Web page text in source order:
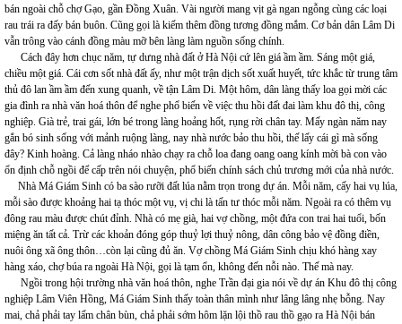
bán ngoài chỗ chợ Gạo, gần Đồng Xuân. Vài người mang vịt gà ngan ngỗng cùng các loại
rau trái ra đấy bán buôn. Cũng gọi là kiếm thêm đồng tương đồng mắm. Cơ bản dân Lâm Di
vẫn trông vào cánh đồng màu mỡ bên làng làm nguồn sống chính.
Cách đây hơn chục năm, tự dưng nhà đất ở Hà Nội cứ lên giá ầm ầm. Sáng một giá,
chiều một giá. Cái cơn sốt nhà đất ấy, như một trận dịch sốt xuất huyết, tức khắc từ trung tâm
thủ đô lan ầm ầm đến xung quanh, về tận Lâm Di. Một hôm, dân làng thấy loa gọi mời các
gia đình ra nhà văn hoá thôn để nghe phổ biến về việc thu hồi đất đai làm khu đô thị, công
nghiệp. Già trẻ, trai gái, lớn bé trong làng hoảng hốt, rụng rời chân tay. Mấy ngàn năm nay
gắn bó sinh sống với mảnh ruộng làng, nay nhà nước bảo thu hồi, thế lấy cái gì mà sống
đây? Kinh hoàng. Cả làng nháo nhào chạy ra chỗ loa đang oang oang kính mời bà con vào
ổn định chỗ ngồi để cấp trên nói chuyện, phổ biến chính sách chủ trương mới của nhà nước.
Nhà Má Giám Sinh có ba sào rưỡi đất lúa nằm trọn trong dự án. Mỗi năm, cấy hai vụ lúa,
mỗi sào được khoảng hai tạ thóc một vụ, vị chi là tấn tư thóc mỗi năm. Ngoài ra có thêm vụ
đông rau màu được chút đỉnh. Nhà có mẹ già, hai vợ chồng, một đứa con trai hai tuổi, bốn
miệng ăn tất cả. Trừ các khoản đóng góp thuỷ lợi thuỷ nông, dân công bảo vệ đồng điền,
nuôi ông xã ông thôn…còn lại cũng đủ ăn. Vợ chồng Má Giám Sinh chịu khó hàng xay
hàng xáo, chợ búa ra ngoài Hà Nội, gọi là tạm ổn, không đến nỗi nào. Thế mà nay.
Ngồi trong hội trường nhà văn hoá thôn, nghe Trần đại gia nói về dự án Khu đô thị công
nghiệp Lâm Viên Hồng, Má Giám Sinh thấy toàn thân mình như lâng lâng nhẹ bỗng. Nay
mai, chả phải tay lấm chân bùn, chả phải sớm hôm lặn lội thồ rau thồ gạo ra Hà Nội bán